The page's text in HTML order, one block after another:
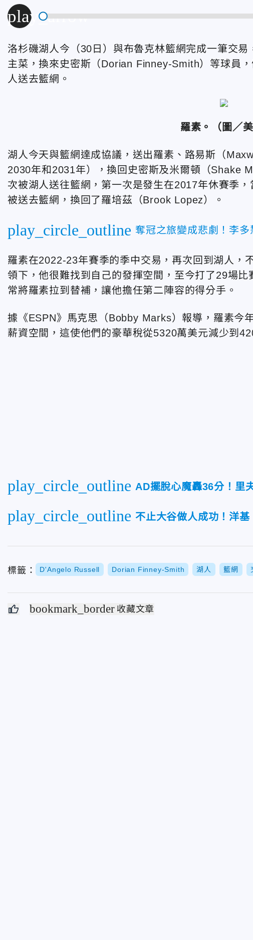
play_arrow
洛杉磯湖人今（30日）與布魯克林籃網完成一筆交
主菜，換來史密斯（Dorian Finney-Smith）等球員
人送去籃網。
羅素。（圖／美
湖人今天與籃網達成協議，送出羅素、路易斯（
2030年和2031年），換回史密斯及米爾頓（Shake
次被湖人送往籃網，第一次是發生在2017年休賽季
被送去籃網，換回了羅培茲（Brook Lopez）。
play_circle_outline 奪冠之旅變成悲劇！李
羅素在2022-23年賽季的季中交易，再次回到湖人，
領下，他很難找到自己的發揮空間，至今打了29場
常將羅素拉到替補，讓他擔任第二陣容的得分手。
據《ESPN》馬克思（Bobby Marks）報導，羅素今
薪資空間，這使他們的豪華稅從5320萬美元減少到
play_circle_outline AD擺脫心魔轟36分！里
play_circle_outline 不止大谷做人成功！洋基
標籤： D'Angelo Russell Dorian Finney-Smith 湖人 籃網
bookmark_border 收藏文章